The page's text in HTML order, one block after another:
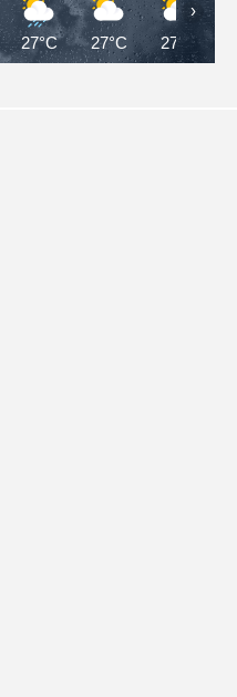
27°C 27°C 27°C
›